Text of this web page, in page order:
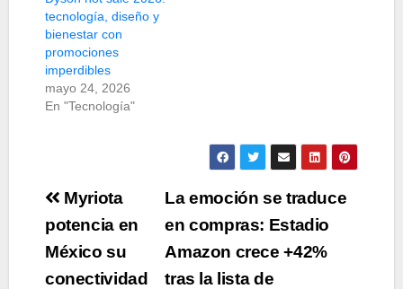
tecnología, diseño y
bienestar con
promociones
imperdibles
mayo 24, 2026
En "Tecnología"
Navegación
de
entradas
La emoción se traduce
en compras: Estadio
Amazon crece +42%
tras la lista de
Myriota
potencia en
México su
conectividad